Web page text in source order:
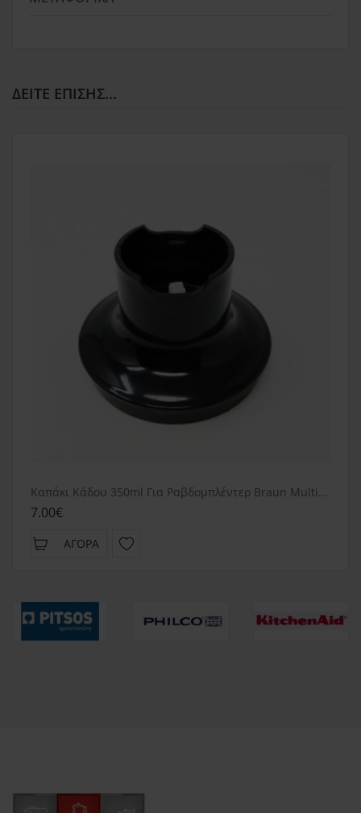
ΔΕΊΤΕ ΕΠΊΣΗΣ...
Καπάκι Κάδου 350ml Για Ραβδομπλέντερ Braun MultiQuick 9
7.00€
ΑΓΟΡΆ